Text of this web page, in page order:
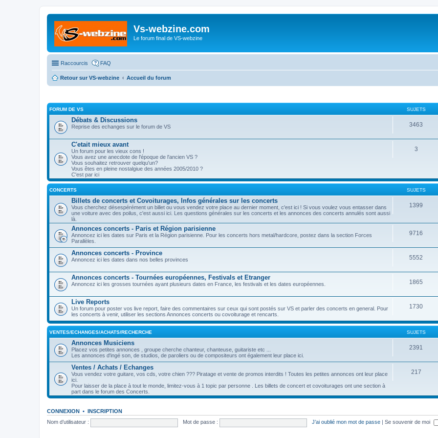
Vs-webzine.com
Le forum final de VS-webzine
Raccourcis FAQ
Retour sur VS-webzine Accueil du forum
FORUM DE VS SUJETS
Débats & Discussions
Reprise des echanges sur le forum de VS 3463
C'etait mieux avant
Un forum pour les vieux cons !
Vous avez une anecdote de l'époque de l'ancien VS ?
Vous souhaitez retrouver quelqu'un?
Vous êtes en pleine nostalgiue des années 2005/2010 ?
C'est par ici
3
CONCERTS SUJETS
Billets de concerts et Covoiturages, Infos générales sur les concerts
Vous cherchez désespérément un billet ou vous vendez votre place au dernier moment, c'est ici ! Si vous voulez vous entasser dans
une voiture avec des poilus, c'est aussi ici. Les questions générales sur les concerts et les annonces des concerts annulés sont aussi
là.
1399
Annonces concerts - Paris et Région parisienne
Annoncez ici les dates sur Paris et la Région parisienne. Pour les concerts hors metal/hardcore, postez dans la section Forces
Parallèles.
9716
Annonces concerts - Province
Annoncez ici les dates dans nos belles provinces 5552
Annonces concerts - Tournées européennes, Festivals et Etranger
Annoncez ici les grosses tournées ayant plusieurs dates en France, les festivals et les dates européennes. 1865
Live Reports
Un forum pour poster vos live report, faire des commentaires sur ceux qui sont postés sur VS et parler des concerts en general. Pour
les concerts à venir, utiliser les sections Annonces concerts ou covoiturage et rencarts.
1730
VENTES/ECHANGES/ACHATS/RECHERCHE SUJETS
Annonces Musiciens
Placez vos petites annonces , groupe cherche chanteur, chanteuse, guitariste etc ...
Les annonces d'ingé son, de studios, de paroliers ou de compositeurs ont également leur place ici.
2391
Ventes / Achats / Echanges
Vous vendez votre guitare, vos cds, votre chien ??? Piratage et vente de promos interdits ! Toutes les petites annonces ont leur place
ici.
Pour laisser de la place à tout le monde, limitez-vous à 1 topic par personne . Les billets de concert et covoiturages ont une section à
part dans le forum des Concerts.
217
CONNEXION • INSCRIPTION
Nom d’utilisateur :
Mot de passe : J’ai oublié mon mot de passe Se souvenir de moi